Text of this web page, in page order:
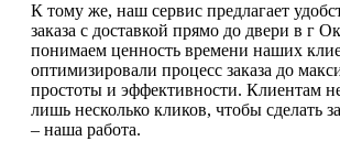
К тому же, наш сервис предлагает
заказа с доставкой прямо до двери в г
понимаем ценность времени наших
оптимизировали процесс заказа до
простоты и эффективности. Клиентам
лишь несколько кликов, чтобы сделать
– наша работа.